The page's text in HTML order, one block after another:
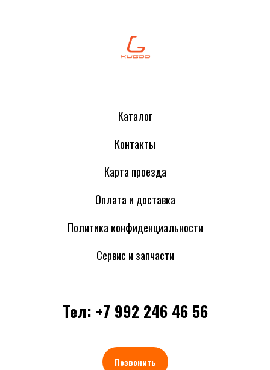
Каталог
Контакты
Карта проезда
Оплата и доставка
Политика конфиденциальности
Сервис и запчасти
Тел: +7 992 246 46 56
Позвонить